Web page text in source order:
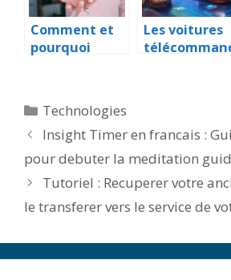
Comment et
pourquoi
pour les jeux
video ?
Les voitures
Catégories
Technologies
Insight Timer en francais :
pour debuter la meditation
Tutoriel : Recuperer votre
le transferer vers le service de